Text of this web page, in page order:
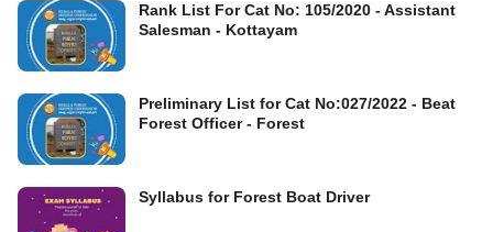
Rank List For Cat No: 105/2020 - Assistant
Salesman - Kottayam
Preliminary List for Cat No:027/2022 - Beat
Forest Officer - Forest
Syllabus for Forest Boat Driver